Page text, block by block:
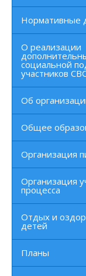
Нормативные
О реализации
социальной
участников
Об
Общее
Организация
Организация
процесса
Отдых и
детей
Планы